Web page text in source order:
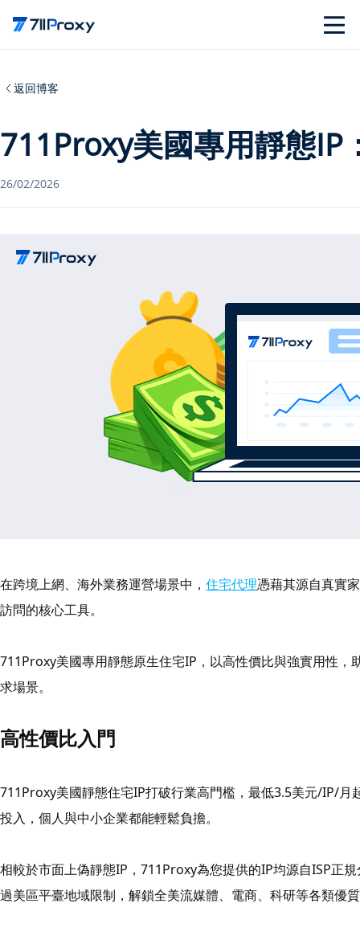
返回博客
711Proxy美國專用靜態IP
26/02/2026
在跨境上網、海外業務運營場景中， 住宅代理憑藉其源自真實
訪問的核心工具。
711Proxy美國專用靜態原生住宅IP，以高性價比與強實用性，
求場景。
高性價比入門
711Proxy美國靜態住宅IP打破行業高門檻，最低3.5美元/IP/月
投入，個人與中小企業都能輕鬆負擔。
相較於市面上偽靜態IP，711Proxy為您提供的IP均源自ISP正
過美區平臺地域限制，解鎖全美流媒體、電商、科研等各類優